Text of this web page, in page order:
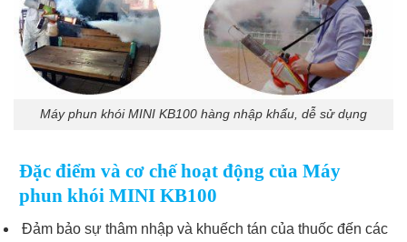
Máy phun khói MINI KB100 hàng nhập khẩu, dễ sử dụng
Đặc điểm và cơ chế hoạt động của Máy
phun khói MINI KB100
Đảm bảo sự thâm nhập và khuếch tán của thuốc đến các